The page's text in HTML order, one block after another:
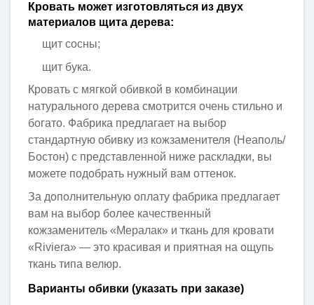
Кровать может изготовляться из двух
материалов щита дерева:
щит сосны;
щит бука.
Кровать с мягкой обивкой в комбинации
натурального дерева смотрится очень стильно и
богато. Фабрика предлагает на выбор
стандартную обивку из кожзаменителя (Неаполь/
Бостон) с представленной ниже раскладки, вы
можете подобрать нужный вам оттенок.
За дополнительную оплату фабрика предлагает
вам на выбор более качественный
кожзаменитель «Мералак» и ткань для кровати
«Riviera» — это красивая и приятная на ощупь
ткань типа велюр.
Варианты обивки (указать при заказе)